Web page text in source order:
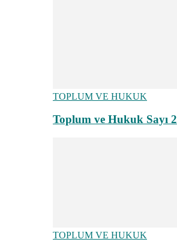
TOPLUM VE HUKUK
Toplum ve Hukuk Sayı 2
TOPLUM VE HUKUK